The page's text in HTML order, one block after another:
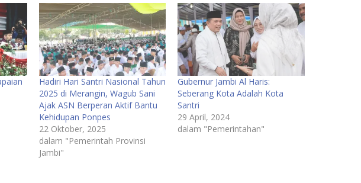
Hadiri Hari Santri Nasional Tahun
2025 di Merangin, Wagub Sani
Ajak ASN Berperan Aktif Bantu
Kehidupan Ponpes
22 Oktober, 2025
dalam "Pemerintah Provinsi
Jambi"
Gubernur Jambi Al Haris:
Seberang Kota Adalah Kota
Santri
29 April, 2024
dalam "Pemerintahan"